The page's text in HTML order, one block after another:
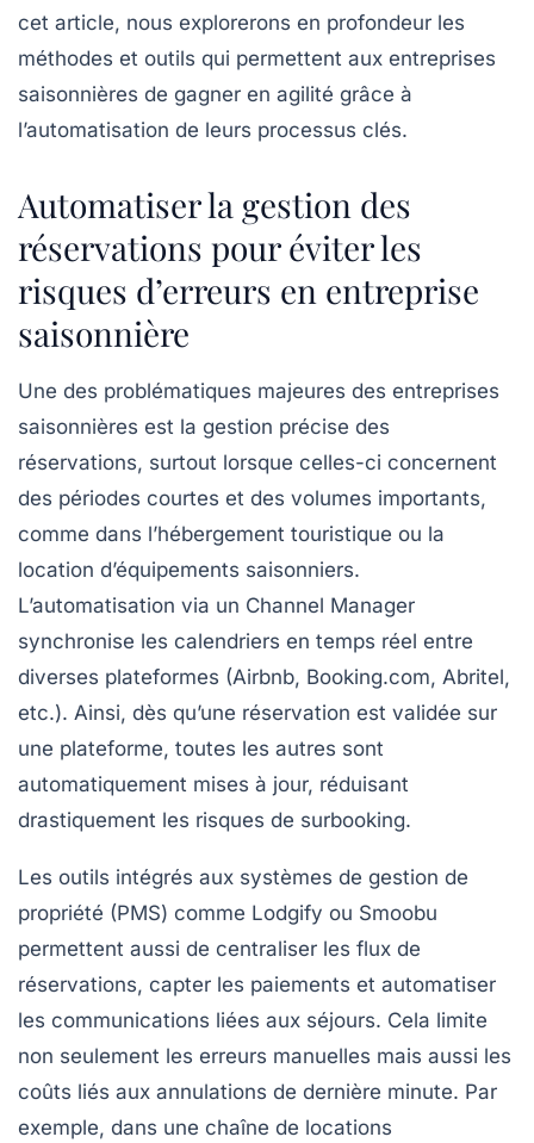
cet article, nous explorerons en profondeur les
méthodes et outils qui permettent aux entreprises
saisonnières de gagner en agilité grâce à
l’automatisation de leurs processus clés.
Automatiser la gestion des
réservations pour éviter les
risques d’erreurs en entreprise
saisonnière
Une des problématiques majeures des entreprises
saisonnières est la gestion précise des
réservations, surtout lorsque celles-ci concernent
des périodes courtes et des volumes importants,
comme dans l’hébergement touristique ou la
location d’équipements saisonniers.
L’automatisation via un Channel Manager
synchronise les calendriers en temps réel entre
diverses plateformes (Airbnb, Booking.com, Abritel,
etc.). Ainsi, dès qu’une réservation est validée sur
une plateforme, toutes les autres sont
automatiquement mises à jour, réduisant
drastiquement les risques de surbooking.
Les outils intégrés aux systèmes de gestion de
propriété (PMS) comme Lodgify ou Smoobu
permettent aussi de centraliser les flux de
réservations, capter les paiements et automatiser
les communications liées aux séjours. Cela limite
non seulement les erreurs manuelles mais aussi les
coûts liés aux annulations de dernière minute. Par
exemple, dans une chaîne de locations